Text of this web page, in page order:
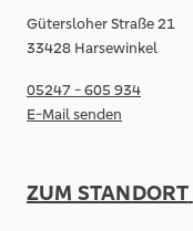
Gütersloher Straße 21
33428 Harsewinkel
05247 - 605 934
E-Mail senden
ZUM STANDORT